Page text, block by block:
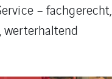
– fachgerecht,
werterhaltend